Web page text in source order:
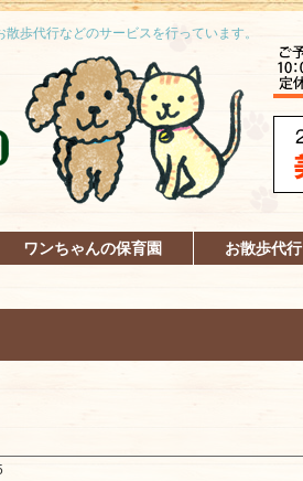
歩代行などのサービスを行っています。
ワンちゃんの保育園 お散歩代行